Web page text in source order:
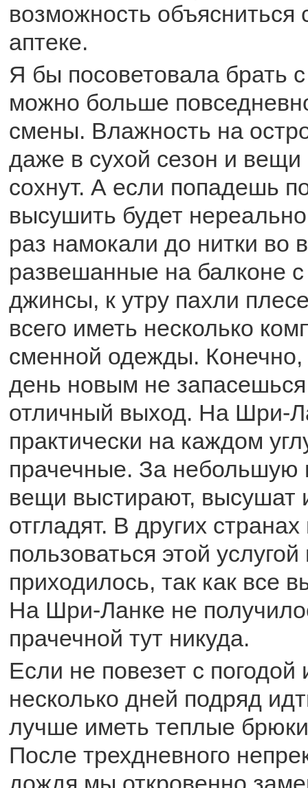
возможность объясниться
аптеке.
Я бы посоветовала брать
можно больше
смены. Влажность на
даже в сухой сезон и вещи
сохнут. А если попадешь
высушить будет
раз намокали до нитки во
развешанные на балконе
джинсы, к утру пахли
всего иметь несколько
сменной одежды.
день новым не
отличный выход. На Шри-
практически на каждом
прачечные. За небольшую
вещи выстирают, высушат
отгладят. В других
пользоваться этой услугой
приходилось, так как все
На Шри-Ланке не
прачечной тут никуда.
Если не повезет с погодой
несколько дней подряд
лучше иметь теплые брюки
После трехдневного